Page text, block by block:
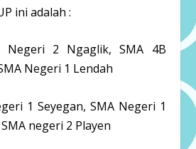
ini adalah :
2 Ngaglik, SMA 4B
Negeri 1 Lendah
1 Seyegan, SMA Negeri 1
negeri 2 Playen